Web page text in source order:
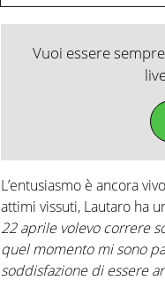
Vuoi essere
L’entusiasmo è ancora
attimi vissuti, Lautaro ha
22 aprile volevo correre
quel momento mi sono
soddisfazione di essere